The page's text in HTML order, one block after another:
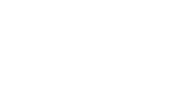
A pesar del logro, los
firmas y vamos a hacer una
que ha habido detrás de
preocupación por el estado
no sabemos qué ha